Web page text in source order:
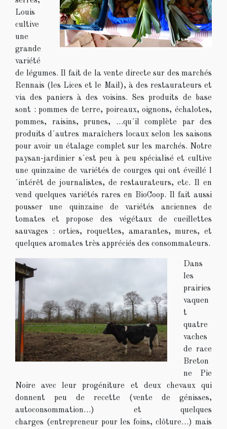
Louis
cultive
une
grande
variété
de légumes. Il fait de la vente directe sur des marchés
Rennais (les Lices et le Mail), à des restaurateurs et
via des paniers à des voisins. Ses produits de base
sont : pommes de terre, poireaux, oignons, échalotes,
pommes, raisins, prunes, …qu´il complète par des
produits d´autres maraîchers locaux selon les saisons
pour avoir un étalage complet sur les marchés. Notre
paysan-jardinier s´est peu à peu spécialisé et cultive
une quinzaine de variétés de courges qui ont éveillé l
´intérêt de journalistes, de restaurateurs, etc. Il en
vend quelques variétés rares en BioCoop. Il fait aussi
pousser une quinzaine de variétés anciennes de
tomates et propose des végétaux de cueillettes
sauvages : orties, roquettes, amarantes, mures, et
quelques aromates très appréciés des consommateurs.
Dans
les
prairies
vaquen
t
quatre
vaches
de race
Breton
ne Pie
Noire avec leur progéniture et deux chevaux qui
donnent peu de recette (vente de génisses,
autoconsommation…) et quelques
charges (entrepreneur pour les foins, clôture…) mais